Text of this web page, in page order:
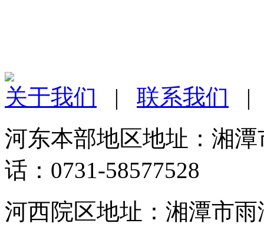
关于我们 | 联系我们
河东本部地区地址：湘
话：0731-58577528
河西院区地址：湘潭市